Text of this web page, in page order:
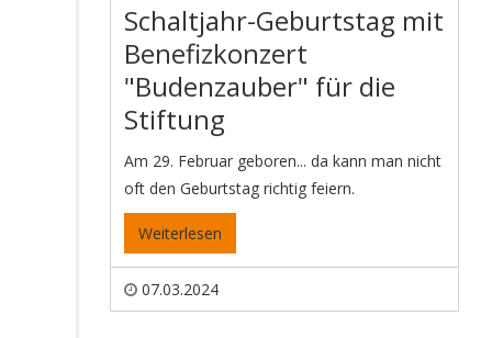
Schaltjahr-Geburtstag mit
Benefizkonzert
"Budenzauber" für die
Stiftung
Am 29. Februar geboren... da kann man nicht
oft den Geburtstag richtig feiern.
Weiterlesen
07.03.2024